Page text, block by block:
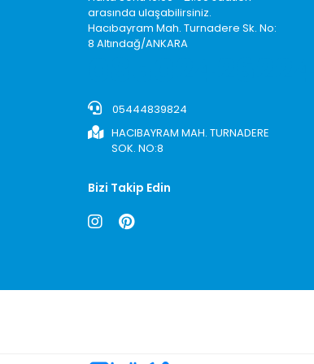
arasında ulaşabilirsiniz.
Hacıbayram Mah. Turnadere Sk. No:
8 Altındağ/ANKARA
05444839824
HACIBAYRAM MAH. TURNADERE
SOK. NO:8
Bizi Takip Edin